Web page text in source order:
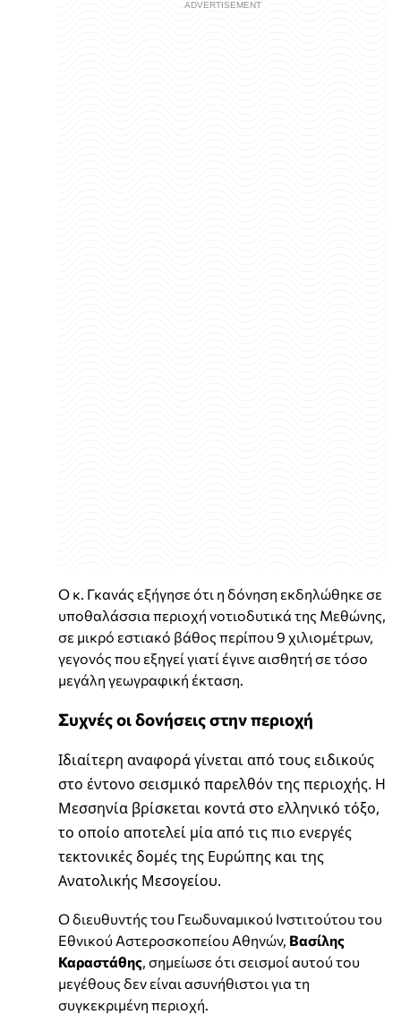
Ο κ. Γκανάς εξήγησε ότι η δόνηση εκδηλώθηκε σε
υποθαλάσσια περιοχή νοτιοδυτικά της Μεθώνης,
σε μικρό εστιακό βάθος περίπου 9 χιλιομέτρων,
γεγονός που εξηγεί γιατί έγινε αισθητή σε τόσο
μεγάλη γεωγραφική έκταση.
Συχνές οι δονήσεις στην περιοχή
Ιδιαίτερη αναφορά γίνεται από τους ειδικούς
στο έντονο σεισμικό παρελθόν της περιοχής. Η
Μεσσηνία βρίσκεται κοντά στο ελληνικό τόξο,
το οποίο αποτελεί μία από τις πιο ενεργές
τεκτονικές δομές της Ευρώπης και της
Ανατολικής Μεσογείου.
Ο διευθυντής του Γεωδυναμικού Ινστιτούτου του
Εθνικού Αστεροσκοπείου Αθηνών, Βασίλης
Καραστάθης, σημείωσε ότι σεισμοί αυτού του
μεγέθους δεν είναι ασυνήθιστοι για τη
συγκεκριμένη περιοχή.